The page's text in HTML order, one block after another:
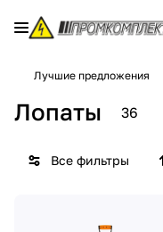
Лучшие предложения
Лопаты 36
Все фильтры